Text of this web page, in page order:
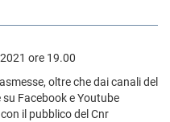
ore 19.00
oltre che dai canali del
Facebook e Youtube
il pubblico del Cnr